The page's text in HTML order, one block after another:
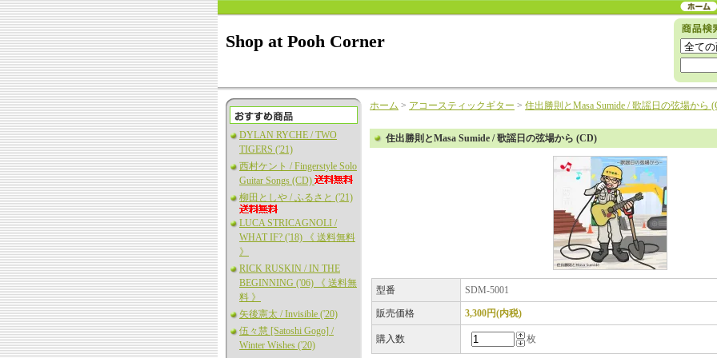
Shop at Pooh Corner
DYLAN RYCHE / TWO
TIGERS ('21)
西村ケント / Fingerstyle Solo
Guitar Songs (CD)
柳田としや / ふるさと ('21)
LUCA STRICAGNOLI /
WHAT IF? ('18) 《 送料無料
》
RICK RUSKIN / IN THE
BEGINNING ('06) 《 送料無
料 》
矢後憲太 / Invisible ('20)
伍々慧 [Satoshi Gogo] /
Winter Wishes ('20)
ホーム > アコースティックギター > 住出勝則とMasa Sumide / 歌謡日の弦場から
住出勝則とMasa Sumide / 歌謡日の弦場から (CD)
型番 SDM-5001
販売価格 3,300円(内税)
購入数 枚